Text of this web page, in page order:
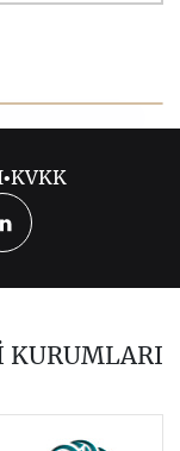
2024
2021
•KVKK
KURUMLARI